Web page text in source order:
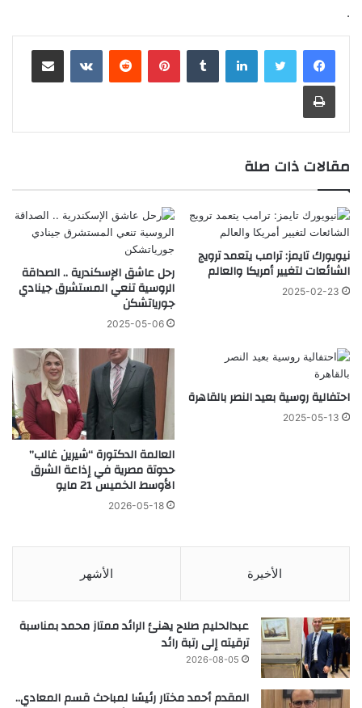
.
لينكدإن بينتيريست
مقالات ذات صلة
نيويورك تايمز: ترامب يتعمد ترويج
الشائعات لتغيير أمريكا والعالم
2025-02-23
رحل عاشق الإسكندرية .. الصداقة
الروسية تنعي المستشرق جينادي
جورياتشكن
2025-05-06
احتفالية روسية بعيد النصر بالقاهرة
2025-05-13
العالمة الدكتورة “شيرين غالب”
حدوتة مصرية في إذاعة الشرق
الأوسط الخميس 21 مايو
2026-05-18
الأخيرة الأشهر
عبدالحليم صلاح يهنئ الرائد ممتاز محمد بمناسبة
ترقيته إلى رتبة رائد
2026-08-05
المقدم أحمد مختار رئيسًا لمباحث قسم المعادي..